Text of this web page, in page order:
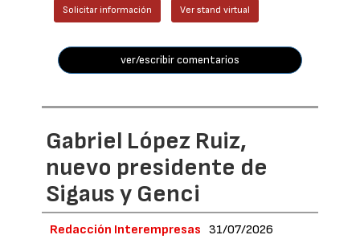
Solicitar información Ver stand virtual
ver/escribir comentarios
Gabriel López Ruiz,
nuevo presidente de
Sigaus y Genci
Redacción Interempresas 31/07/2026